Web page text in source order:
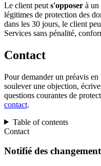
Le client peut s'opposer à un
légitimes de protection des
dans les 30 jours, le client
Services sans pénalité,
Contact
Pour demander un préavis
soulever une objection,
questions courantes de
contact.
Table of contents
Contact
Notifié des